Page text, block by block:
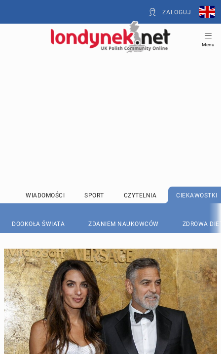
ZALOGUJ
Menu
WIADOMOŚCI SPORT CZYTELNIA CIEKAWOSTKI
DOOKOŁA ŚWIATA ZDANIEM NAUKOWCÓW ZDROWA